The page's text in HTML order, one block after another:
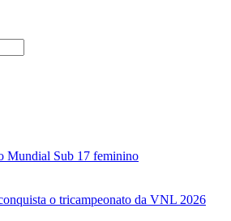
Mundial Sub 17 feminino
o tricampeonato da VNL 2026